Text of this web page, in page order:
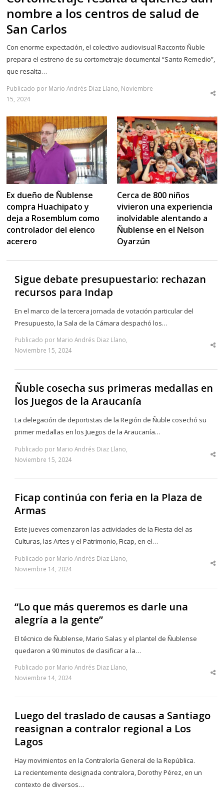
nombre a los centros de salud de
San Carlos
Con enorme expectación, el colectivo audiovisual Racconto Ñuble
prepara el estreno de su cortometraje documental “Santo Remedio”,
que resalta…
Publicado por Mario Andrés Diaz Llano, Noviembre
15, 2024
Ex dueño de Ñublense
compra Huachipato y
deja a Rosemblum como
controlador del elenco
acerero
Cerca de 800 niños
vivieron una experiencia
inolvidable alentando a
Ñublense en el Nelson
Oyarzún
Sigue debate presupuestario: rechazan
recursos para Indap
En el marco de la tercera jornada de votación particular del
Presupuesto, la Sala de la Cámara despachó los…
Publicado por Mario Andrés Diaz Llano,
Noviembre 15, 2024
Ñuble cosecha sus primeras medallas en
los Juegos de la Araucanía
La delegación de deportistas de la Región de Ñuble cosechó su
primer medallas en los Juegos de la Araucanía…
Publicado por Mario Andrés Diaz Llano,
Noviembre 15, 2024
Ficap continúa con feria en la Plaza de
Armas
Este jueves comenzaron las actividades de la Fiesta del as
Culturas, las Artes y el Patrimonio, Ficap, en el…
Publicado por Mario Andrés Diaz Llano,
Noviembre 14, 2024
“Lo que más queremos es darle una
alegría a la gente”
El técnico de Ñublense, Mario Salas y el plantel de Ñublense
quedaron a 90 minutos de clasificar a la…
Publicado por Mario Andrés Diaz Llano,
Noviembre 14, 2024
Luego del traslado de causas a Santiago
reasignan a contralor regional a Los
Lagos
Hay movimientos en la Contraloría General de la República.
La recientemente designada contralora, Dorothy Pérez, en un
contexto de diversos…